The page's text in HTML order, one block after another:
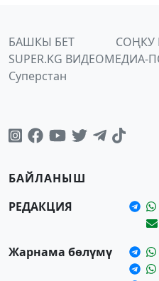
БАШКЫ БЕТ СОҢКУ
SUPER.KG ВИДЕОМЕДИА-
Суперстан
БАЙЛАНЫШ
РЕДАКЦИЯ
Жарнама бөлүмү